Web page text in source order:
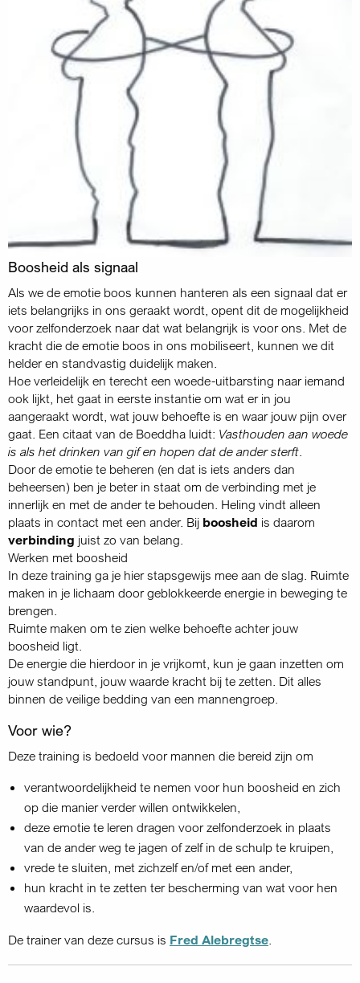
Boosheid als signaal
Als we de emotie boos kunnen hanteren als een signaal dat er
iets belangrijks in ons geraakt wordt, opent dit de mogelijkheid
voor zelfonderzoek naar dat wat belangrijk is voor ons. Met de
kracht die de emotie boos in ons mobiliseert, kunnen we dit
helder en standvastig duidelijk maken.
Hoe verleidelijk en terecht een woede-uitbarsting naar iemand
ook lijkt, het gaat in eerste instantie om wat er in jou
aangeraakt wordt, wat jouw behoefte is en waar jouw pijn over
gaat. Een citaat van de Boeddha luidt: Vasthouden aan woede
is als het drinken van gif en hopen dat de ander sterft.
Door de emotie te beheren (en dat is iets anders dan
beheersen) ben je beter in staat om de verbinding met je
innerlijk en met de ander te behouden. Heling vindt alleen
plaats in contact met een ander. Bij boosheid is daarom
verbinding juist zo van belang.
Werken met boosheid
In deze training ga je hier stapsgewijs mee aan de slag. Ruimte
maken in je lichaam door geblokkeerde energie in beweging te
brengen.
Ruimte maken om te zien welke behoefte achter jouw
boosheid ligt.
De energie die hierdoor in je vrijkomt, kun je gaan inzetten om
jouw standpunt, jouw waarde kracht bij te zetten. Dit alles
binnen de veilige bedding van een mannengroep.
Voor wie?
Deze training is bedoeld voor mannen die bereid zijn om
verantwoordelijkheid te nemen voor hun boosheid en zich
op die manier verder willen ontwikkelen,
deze emotie te leren dragen voor zelfonderzoek in plaats
van de ander weg te jagen of zelf in de schulp te kruipen,
vrede te sluiten, met zichzelf en/of met een ander,
hun kracht in te zetten ter bescherming van wat voor hen
waardevol is.
De trainer van deze cursus is Fred Alebregtse.